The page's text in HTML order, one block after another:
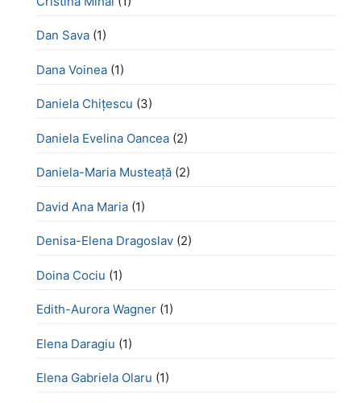
Dan Sava (1)
Dana Voinea (1)
Daniela Chițescu (3)
Daniela Evelina Oancea (2)
Daniela-Maria Musteață (2)
David Ana Maria (1)
Denisa-Elena Dragoslav (2)
Doina Cociu (1)
Edith-Aurora Wagner (1)
Elena Daragiu (1)
Elena Gabriela Olaru (1)